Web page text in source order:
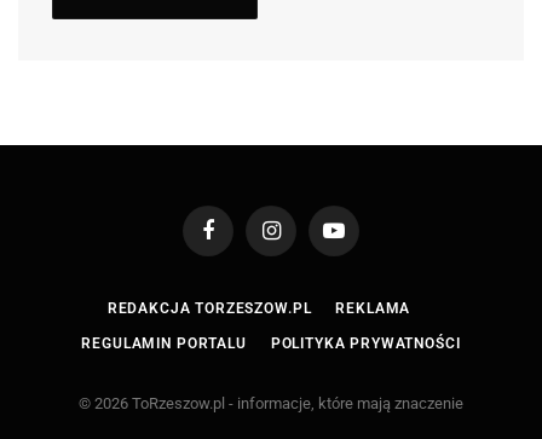
FacebookInstagramYouTube
REDAKCJA TORZESZOW.PL REKLAMA
REGULAMIN PORTALU POLITYKA PRYWATNOŚCI
© 2026 ToRzeszow.pl - informacje, które mają znaczenie